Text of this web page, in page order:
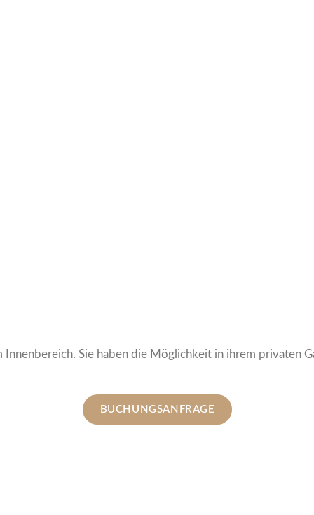
Innenbereich. Sie haben die Möglichkeit in ihrem privaten
BUCHUNGSANFRAGE